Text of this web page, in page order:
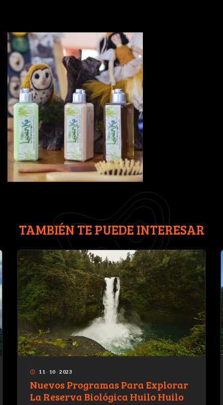
TAMBIÉN TE PUEDE INTERESAR
access_time 11 · 10 · 2023
Nuevos Programas Para Explorar
La Reserva Biológica Huilo Huilo